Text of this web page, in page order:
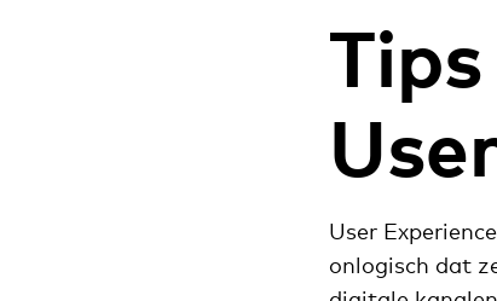
User
onlogisch dat